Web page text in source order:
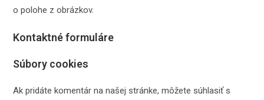
o polohe z obrázkov.
Kontaktné formuláre
Súbory cookies
Ak pridáte komentár na našej stránke, môžete súhlasiť s